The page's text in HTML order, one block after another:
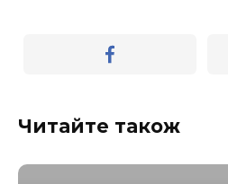
Читайте також